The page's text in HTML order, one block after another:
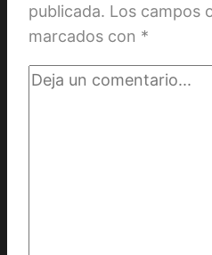
publicada. Los campos
marcados con *